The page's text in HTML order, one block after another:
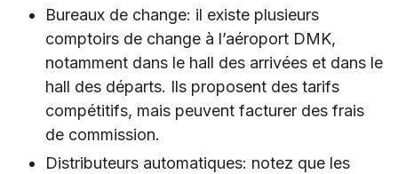
Bureaux de change: il existe plusieurs
comptoirs de change à l’aéroport DMK,
notamment dans le hall des arrivées et dans le
hall des départs. Ils proposent des tarifs
compétitifs, mais peuvent facturer des frais
de commission.
Distributeurs automatiques: notez que les